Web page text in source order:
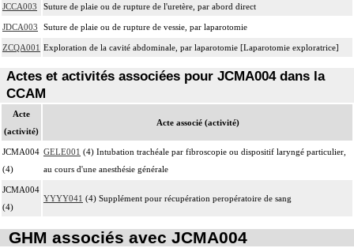
JCCA003 Suture de plaie ou de rupture de l'uretère, par abord direct
JDCA003 Suture de plaie ou de rupture de vessie, par laparotomie
ZCQA001 Exploration de la cavité abdominale, par laparotomie [Laparotomie exploratrice]
Actes et activités associées pour JCMA004 dans la
CCAM
Acte
(activité)
Acte associé (activité)
JCMA004
(4)
GELE001 (4) Intubation trachéale par fibroscopie ou dispositif laryngé particulier,
au cours d'une anesthésie générale
JCMA004
(4)
YYYY041 (4) Supplément pour récupération peropératoire de sang
GHM associés avec JCMA004